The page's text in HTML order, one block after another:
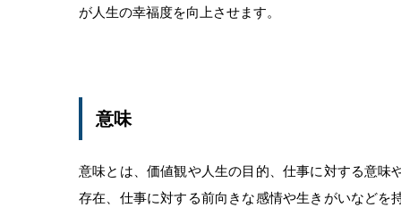
が人生の幸福度を向上させます。
意味
意味とは、価値観や人生の目的、仕事に対する意
存在、仕事に対する前向きな感情や生きがいなど